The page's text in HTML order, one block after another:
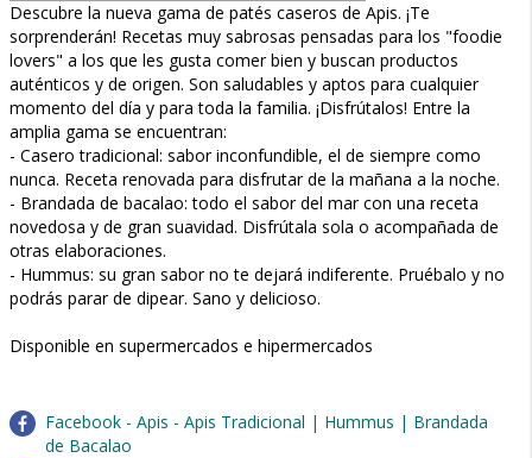
Descubre la nueva gama de patés caseros de Apis. ¡Te
sorprenderán! Recetas muy sabrosas pensadas para los "foodie
lovers" a los que les gusta comer bien y buscan productos
auténticos y de origen. Son saludables y aptos para cualquier
momento del día y para toda la familia. ¡Disfrútalos! Entre la
amplia gama se encuentran:
- Casero tradicional: sabor inconfundible, el de siempre como
nunca. Receta renovada para disfrutar de la mañana a la noche.
- Brandada de bacalao: todo el sabor del mar con una receta
novedosa y de gran suavidad. Disfrútala sola o acompañada de
otras elaboraciones.
- Hummus: su gran sabor no te dejará indiferente. Pruébalo y no
podrás parar de dipear. Sano y delicioso.
Disponible en supermercados e hipermercados
Facebook - Apis - Apis Tradicional | Hummus | Brandada
de Bacalao